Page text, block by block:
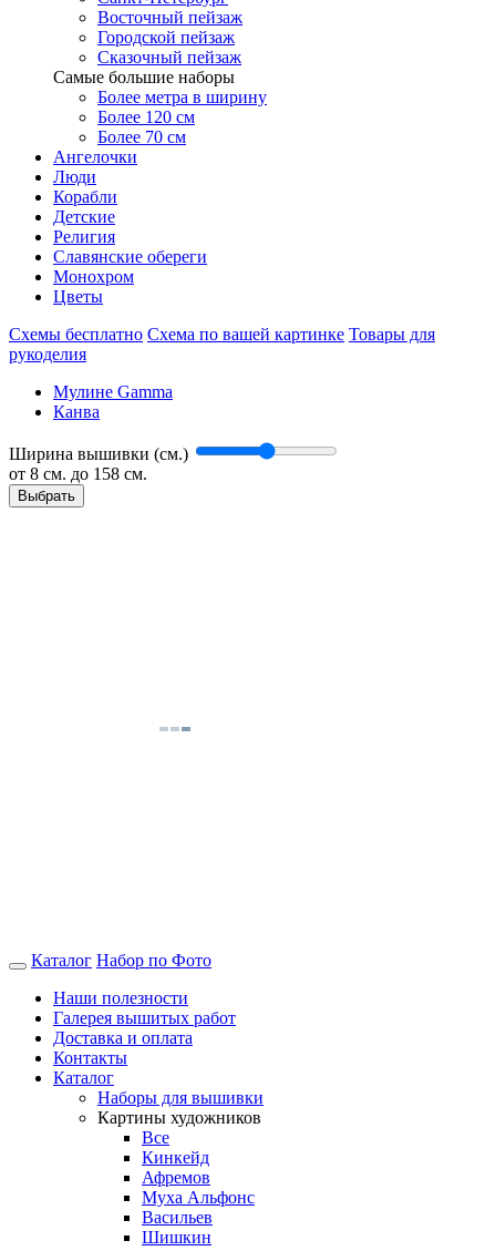
Восточный пейзаж
Городской пейзаж
Сказочный пейзаж
Самые большие наборы
Более метра в ширину
Более 120 см
Более 70 см
Ангелочки
Люди
Корабли
Детские
Религия
Славянские обереги
Монохром
Цветы
Схемы бесплатно Схема по вашей картинке Товары для
рукоделия
Мулине Gamma
Канва
Ширина вышивки (см.)
от 8 см. до 158 см.
Выбрать
Каталог Набор по Фото
Наши полезности
Галерея вышитых работ
Доставка и оплата
Контакты
Каталог
Наборы для вышивки
Картины художников
Все
Кинкейд
Афремов
Муха Альфонс
Васильев
Шишкин